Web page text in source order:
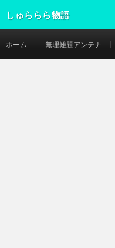
しゅららら物語
ホーム 無理難題アンテナ